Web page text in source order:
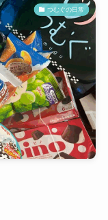
つむぐの日常